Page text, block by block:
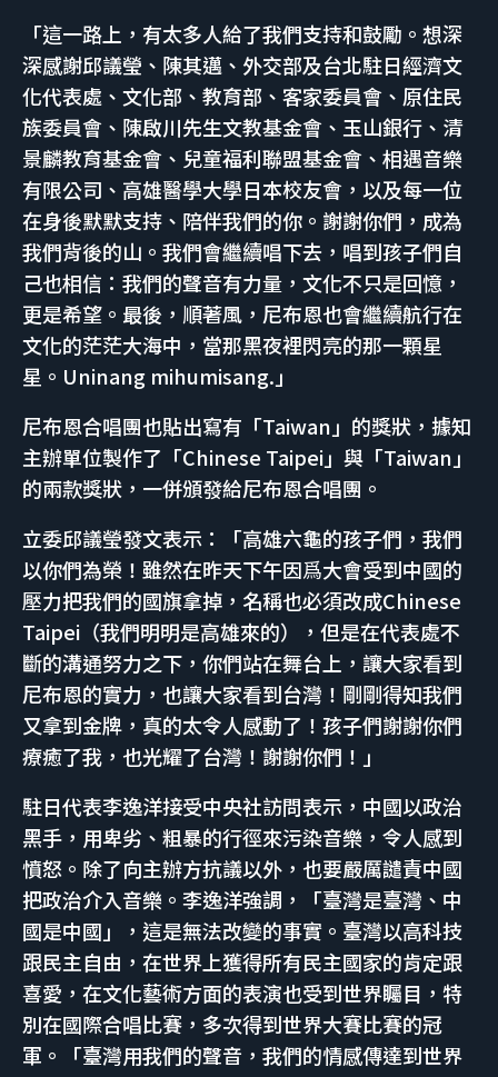
「這一路上，有太多人給了我們支持和鼓勵。想深
深感謝邱議瑩、陳其邁、外交部及台北駐日經濟文
化代表處、文化部、教育部、客家委員會、原住民
族委員會、陳啟川先生文教基金會、玉山銀行、清
景麟教育基金會、兒童福利聯盟基金會、相遇音樂
有限公司、高雄醫學大學日本校友會，以及每一位
在身後默默支持、陪伴我們的你。謝謝你們，成為
我們背後的山。我們會繼續唱下去，唱到孩子們自
己也相信：我們的聲音有力量，文化不只是回憶，
更是希望。最後，順著風，尼布恩也會繼續航行在
文化的茫茫大海中，當那黑夜裡閃亮的那一顆星
星。Uninang mihumisang.」
尼布恩合唱團也貼出寫有「Taiwan」的獎狀，據知
主辦單位製作了「Chinese Taipei」與「Taiwan」
的兩款獎狀，一併頒發給尼布恩合唱團。
立委邱議瑩發文表示：「高雄六龜的孩子們，我們
以你們為榮！雖然在昨天下午因爲大會受到中國的
壓力把我們的國旗拿掉，名稱也必須改成Chinese
Taipei（我們明明是高雄來的），但是在代表處不
斷的溝通努力之下，你們站在舞台上，讓大家看到
尼布恩的實力，也讓大家看到台灣！剛剛得知我們
又拿到金牌，真的太令人感動了！孩子們謝謝你們
療癒了我，也光耀了台灣！謝謝你們！」
駐日代表李逸洋接受中央社訪問表示，中國以政治
黑手，用卑劣、粗暴的行徑來污染音樂，令人感到
憤怒。除了向主辦方抗議以外，也要嚴厲譴責中國
把政治介入音樂。李逸洋強調，「臺灣是臺灣、中
國是中國」，這是無法改變的事實。臺灣以高科技
跟民主自由，在世界上獲得所有民主國家的肯定跟
喜愛，在文化藝術方面的表演也受到世界矚目，特
別在國際合唱比賽，多次得到世界大賽比賽的冠
軍。「臺灣用我們的聲音，我們的情感傳達到世界